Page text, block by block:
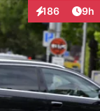
186
Interaktionen
9h